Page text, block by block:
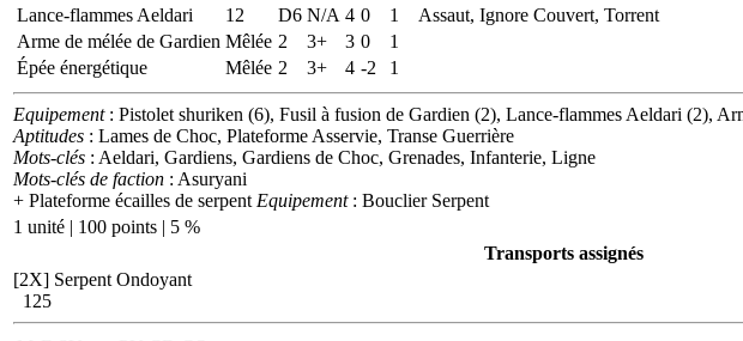
Lance-flammes Aeldari
12 D6 N/A 4 0 1
Assaut, Ignore Couvert, Torrent
Arme de mélée de Gardien Mêlée 2 3+ 3 0
1
Épée énergétique
Mêlée 2 3+ 4 -2 1
Equipement: Pistolet shuriken (6), Fusil à fusion de Gardien (2), Lance-flammes Aeldari (2),
Aptitudes : Lames de Choc, Plateforme Asservie, Transe Guerrière
Mots-clés : Aeldari, Gardiens, Gardiens de Choc, Grenades, Infanterie, Ligne
Mots-clés de faction : Asuryani
+ Plateforme écailles de serpent Equipement: Bouclier Serpent
1 unité | 100 points | 5 %
Transports assignés
[2X] Serpent Ondoyant
125